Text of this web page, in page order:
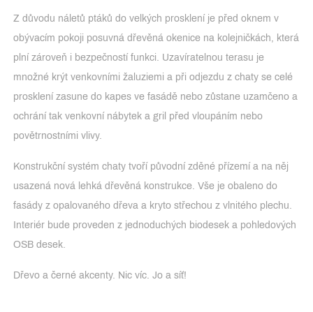
Z důvodu náletů ptáků do velkých prosklení je před oknem v
obývacím pokoji posuvná dřevěná okenice na kolejničkách, která
plní zároveň i bezpečností funkci. Uzavíratelnou terasu je
množné krýt venkovními žaluziemi a při odjezdu z chaty se celé
prosklení zasune do kapes ve fasádě nebo zůstane uzamčeno a
ochrání tak venkovní nábytek a gril před vloupáním nebo
povětrnostními vlivy.
Konstrukční systém chaty tvoří původní zděné přízemí a na něj
usazená nová lehká dřevěná konstrukce. Vše je obaleno do
fasády z opalovaného dřeva a kryto střechou z vlnitého plechu.
Interiér bude proveden z jednoduchých biodesek a pohledových
OSB desek.
Dřevo a černé akcenty. Nic víc. Jo a síť!